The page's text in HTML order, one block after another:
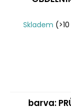
Skladem
barva: